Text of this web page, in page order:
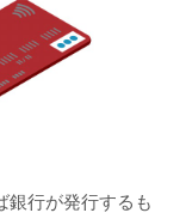
銀行が発行するも